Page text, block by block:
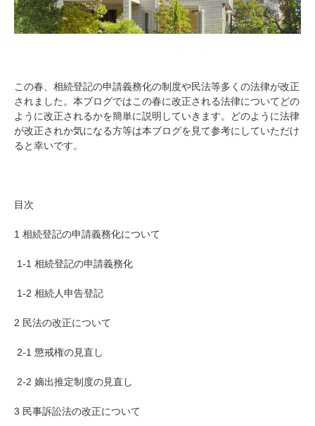
この春、相続登記の申請義務化の制度や民法等多くの法律が改正
されました。本ブログではこの春に改正される法律についてどの
ように改正されるかを簡単に説明していきます。どのように法律
が改正されか気になる方等は本ブログを見て参考にしていただけ
ると幸いです。
目次
1 相続登記の申請義務化について
1-1 相続登記の申請義務化
1-2 相続人申告登記
2 民法の改正について
2-1 懲戒権の見直し
2-2 嫡出推定制度の見直し
3 民事訴訟法の改正について